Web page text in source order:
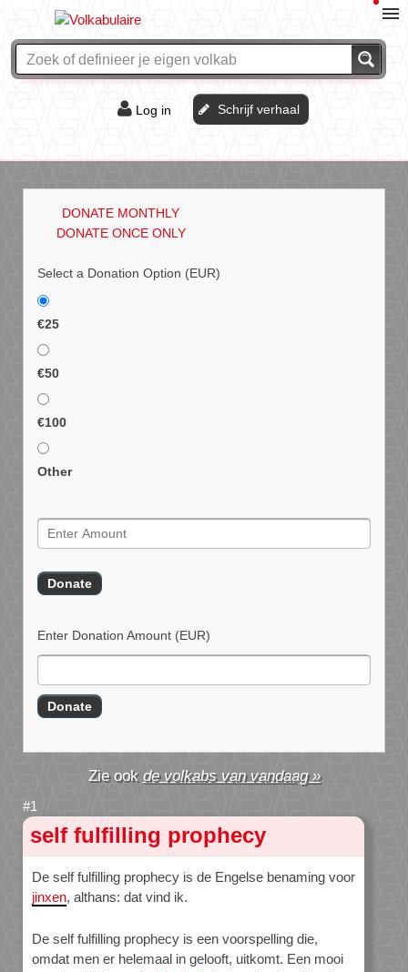
Log in Schrijf verhaal
DONATE MONTHLY
DONATE ONCE ONLY
Select a Donation Option (EUR)
€25
€50
€100
Other
Enter Donation Amount (EUR)
de volkabs van vandaag »
self fulfilling prophecy
De self fulfilling prophecy is de Engelse benaming voor
jinxen, althans: dat vind ik.
De self fulfilling prophecy is een voorspelling die,
omdat men er helemaal in gelooft, uitkomt. Een mooi